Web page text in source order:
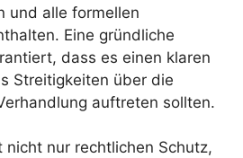
und alle formellen
Eine gründliche
dass es einen klaren
Streitigkeiten über die
auftreten sollten.
nicht nur rechtlichen Schutz,